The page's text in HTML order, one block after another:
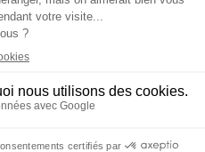
Mentions légalesConditions Générales
Les complément alimentaires